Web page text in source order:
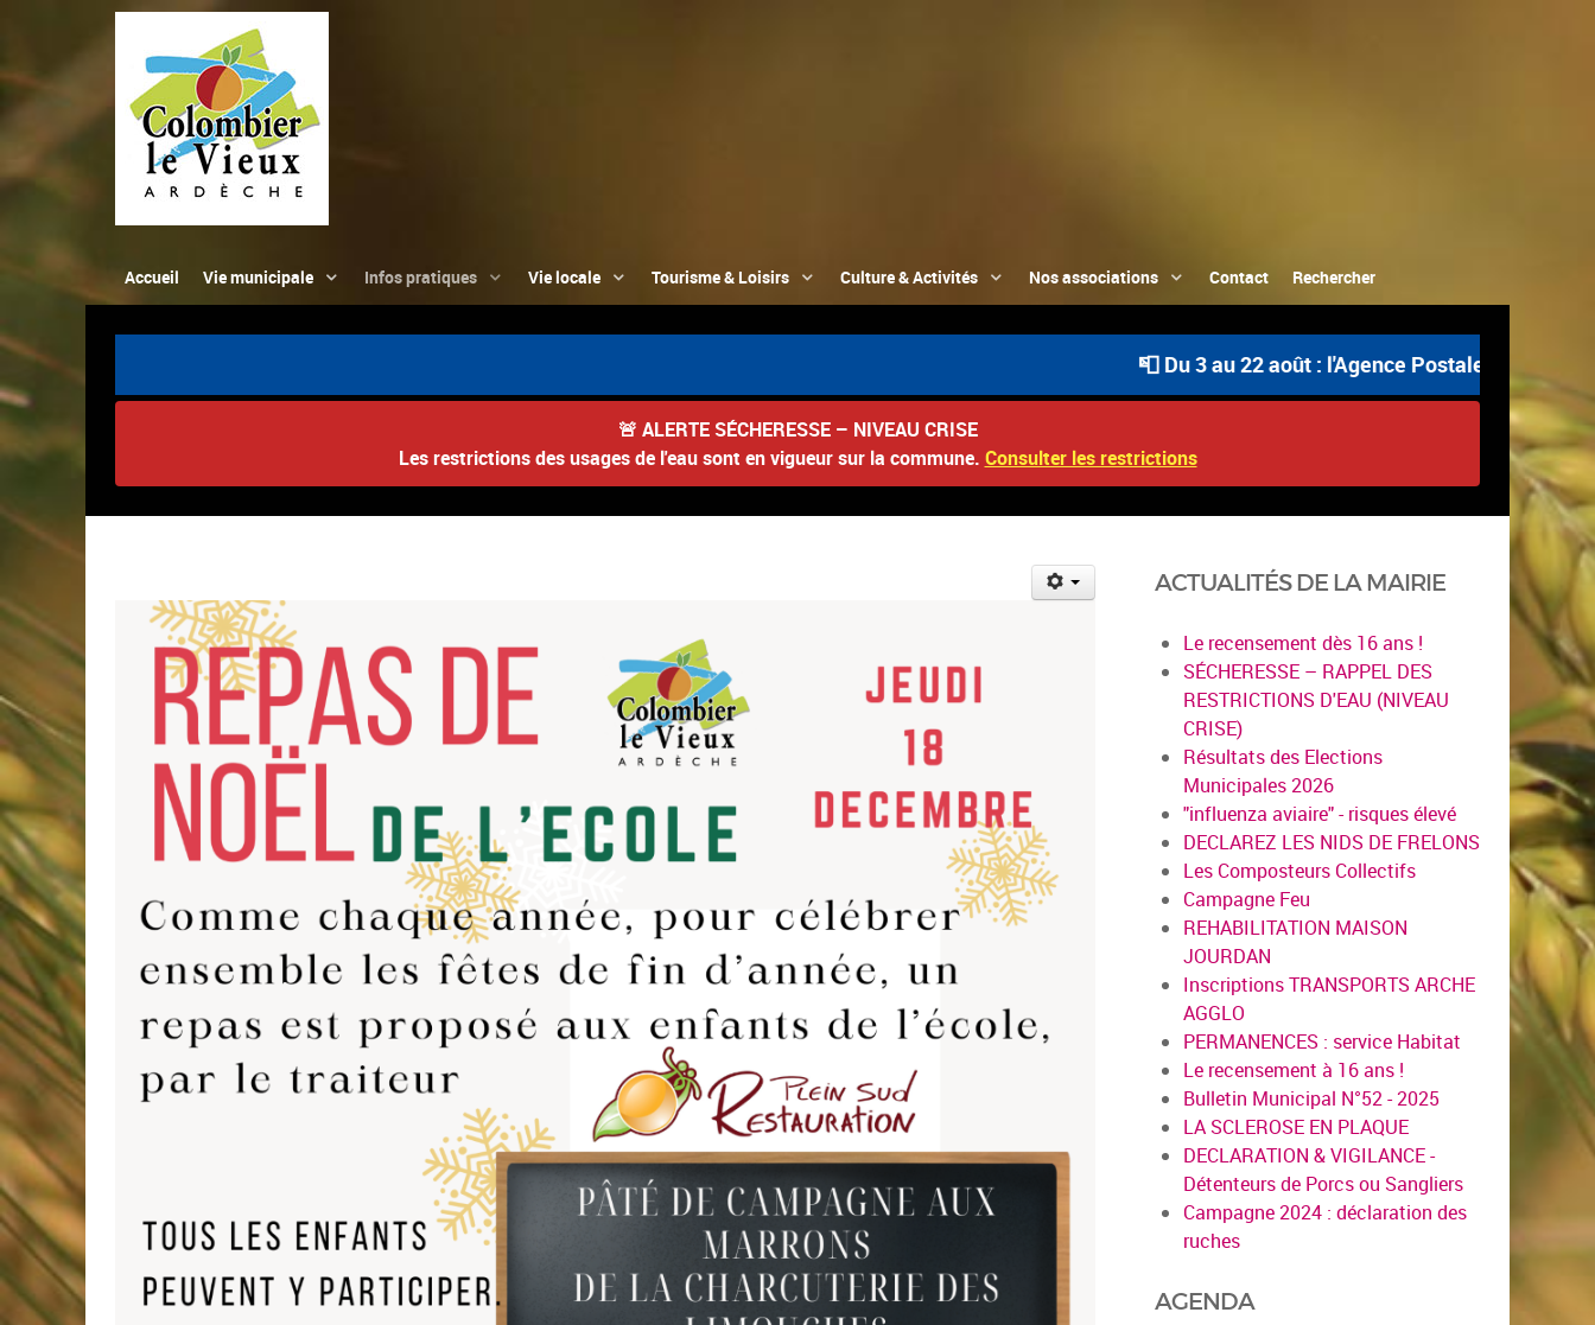
Accueil Vie municipale Infos pratiques Vie locale Tourisme & Loisirs Culture & Activités Nos associations Contact Rechercher
📮 Du 3 au 22 août : l'Agence Postale Communale
🚨 ALERTE SÉCHERESSE – NIVEAU CRISE
Les restrictions des usages de l'eau sont en vigueur sur la commune. Consulter les restrictions
ACTUALITÉS DE LA MAIRIE
Le recensement dès 16 ans !
SÉCHERESSE – RAPPEL DES
RESTRICTIONS D'EAU (NIVEAU
CRISE)
Résultats des Elections
Municipales 2026
"influenza aviaire" - risques élevé
DECLAREZ LES NIDS DE FRELONS
Les Composteurs Collectifs
Campagne Feu
REHABILITATION MAISON
JOURDAN
Inscriptions TRANSPORTS ARCHE
AGGLO
PERMANENCES : service Habitat
Le recensement à 16 ans !
Bulletin Municipal N°52 - 2025
LA SCLEROSE EN PLAQUE
DECLARATION & VIGILANCE -
Détenteurs de Porcs ou Sangliers
Campagne 2024 : déclaration des
ruches
AGENDA